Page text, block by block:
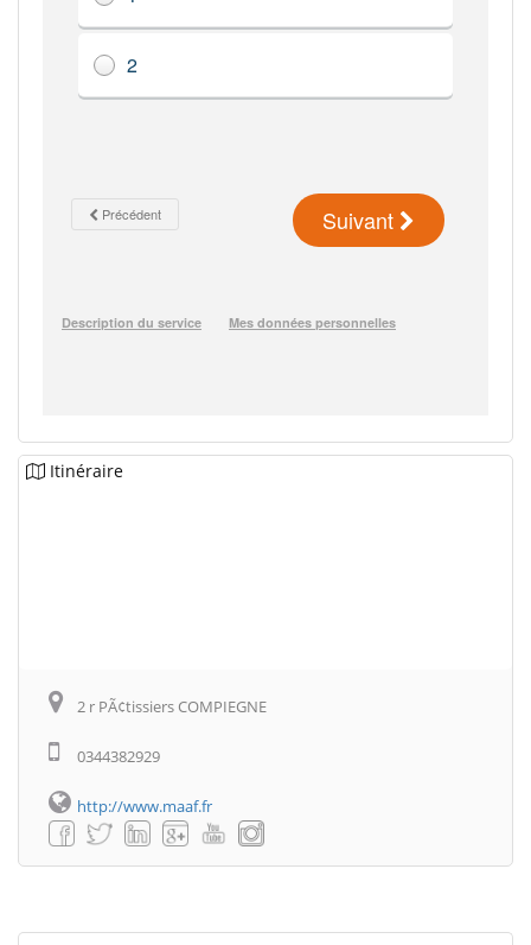
Itinéraire
2 r PÃ¢tissiers COMPIEGNE
0344382929
http://www.maaf.fr